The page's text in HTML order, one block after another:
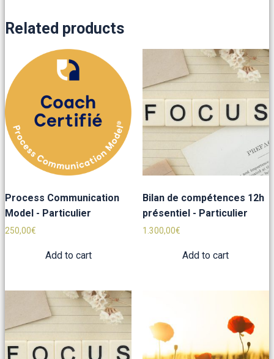
Related products
Process Communication
Model - Particulier
250,00€
Add to cart
Bilan de compétences 12h
présentiel - Particulier
1.300,00€
Add to cart